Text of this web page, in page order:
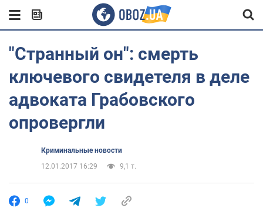
"Странный он": смерть
ключевого свидетеля в деле
адвоката Грабовского
опровергли
Криминальные новости
12.01.2017 16:29
9,1 т.
0